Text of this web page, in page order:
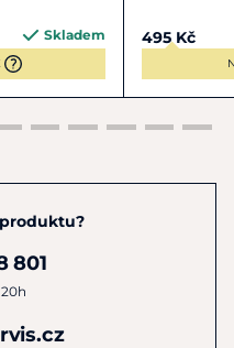
Skladem 495 Kč
801